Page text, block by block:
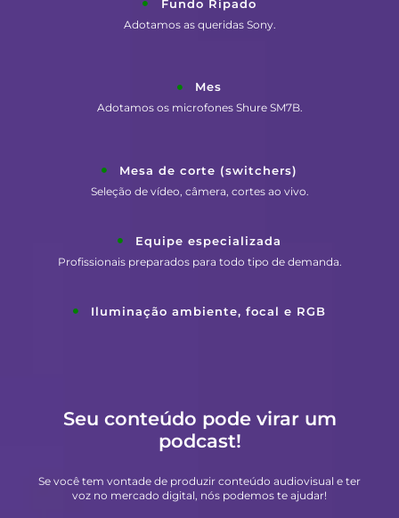
Fundo Ripado
Adotamos as queridas Sony.
Mes
Adotamos os microfones Shure SM7B.
Mesa de corte (switchers)
Seleção de vídeo, câmera, cortes ao vivo.
Equipe especializada
Profissionais preparados para todo tipo de demanda.
Iluminação ambiente, focal e RGB
Seu conteúdo pode virar um
podcast!
Se você tem vontade de produzir conteúdo audiovisual e ter
voz no mercado digital, nós podemos te ajudar!